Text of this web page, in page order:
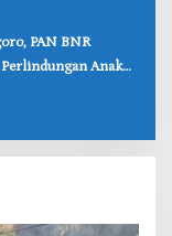
PAN BNR
Anak